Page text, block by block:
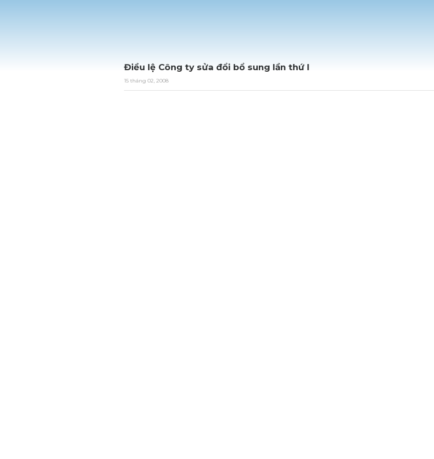
Điều lệ Công ty sửa đổi bổ sung lần thứ I
15 tháng 02, 2008